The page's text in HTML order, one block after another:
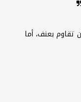
تقاوم بعنف، أما